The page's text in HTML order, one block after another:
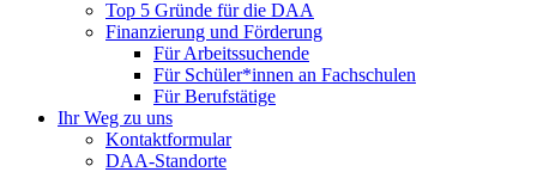
Top 5 Gründe für die DAA
Finanzierung und Förderung
Für Arbeitssuchende
Für Schüler*innen an Fachschulen
Für Berufstätige
Ihr Weg zu uns
Kontaktformular
DAA-Standorte